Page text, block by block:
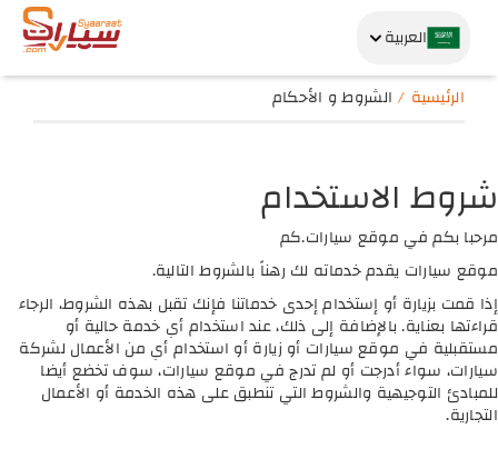
العربية
الرئيسية الشروط و الأحكام
شروط الاستخدام
مرحبا بكم في موقع سيارات.كم
موقع سيارات يقدم خدماته لك رهناً بالشروط التالية.
إذا قمت بزيارة أو إستخدام إحدى خدماتنا فإنك تقبل بهذه الشروط، الرجاء
قراءتها بعناية. بالإضافة إلى ذلك، عند استخدام أي خدمة حالية أو
مستقبلية في موقع سيارات أو زيارة أو استخدام أي من الأعمال لشركة
سيارات، سواء أدرجت أو لم تدرج في موقع سيارات، سوف تخضع أيضا
للمبادئ التوجيهية والشروط التي تنطبق على هذه الخدمة أو الأعمال
التجارية.